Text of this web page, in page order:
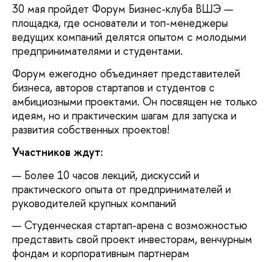
30 мая пройдет Форум Бизнес-клуба ВШЭ —
площадка, где основатели и топ-менеджеры
ведущих компаний делятся опытом с молодыми
предпринимателями и студентами.
Форум ежегодно объединяет представителей
бизнеса, авторов стартапов и студентов с
амбициозными проектами. Он посвящен не только
идеям, но и практическим шагам для запуска и
развития собственных проектов!
Участников ждут:
Более 10 часов лекций, дискуссий и
практического опыта от предпринимателей и
руководителей крупных компаний
Студенческая стартап-арена с возможностью
представить свой проект инвесторам, венчурным
фондам и корпоративным партнерам